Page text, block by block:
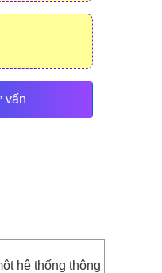
vấn
hệ thống thông